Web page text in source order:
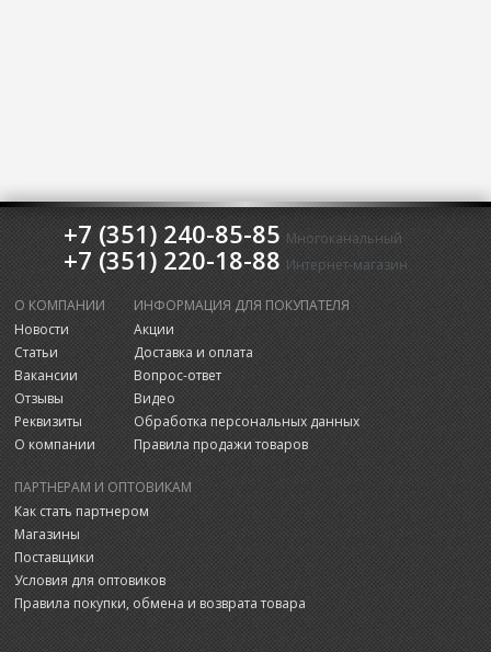
+7 (351) 240-85-85 Многоканальный
+7 (351) 220-18-88 Интернет-магазин
О КОМПАНИИ
Новости
Статьи
Вакансии
Отзывы
Реквизиты
О компании
ИНФОРМАЦИЯ ДЛЯ ПОКУПАТЕЛЯ
Акции
Доставка и оплата
Вопрос-ответ
Видео
Обработка персональных данных
Правила продажи товаров
ПАРТНЕРАМ И ОПТОВИКАМ
Как стать партнером
Магазины
Поставщики
Условия для оптовиков
Правила покупки, обмена и возврата товара